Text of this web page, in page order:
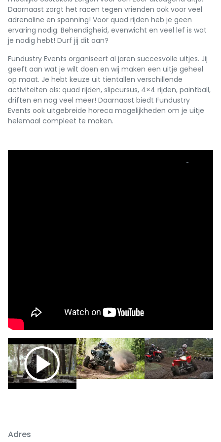
Daarnaast zorgt het racen tegen vrienden ook voor veel
adrenaline en spanning! Voor quad rijden heb je geen
ervaring nodig. Behendigheid, evenwicht en veel lef is wat
je nodig hebt! Durf jij dit aan?
Fundustry Events organiseert al jaren succesvolle uitjes. Jij
geeft aan wat je wilt doen en wij maken een uitje geheel
op maat. Je hebt keuze uit tientallen verschillende
activiteiten als: quad rijden, slipcursus, 4×4 rijden, paintball,
driften en nog veel meer! Daarnaast biedt Fundustry
Events ook uitgebreide horeca mogelijkheden om je uitje
helemaal compleet te maken.
Previous Next
Adres